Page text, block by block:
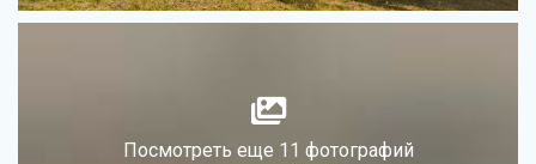
Посмотреть еще 11 фотографий